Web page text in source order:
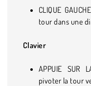
CLIQUE
tour dans une
Clavier
APPUIE SUR
pivoter la tour